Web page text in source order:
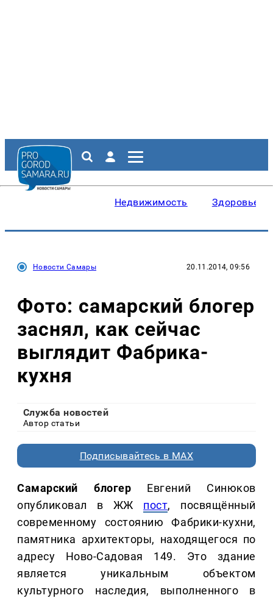
Недвижимость Здоровье
Новости Самары 20.11.2014, 09:56
Фото: самарский блогер
заснял, как сейчас
выглядит Фабрика-
кухня
Служба новостей
Автор статьи
Подписывайтесь в MAX
Самарский блогер Евгений Синюков
опубликовал в ЖЖ пост, посвящённый
современному состоянию Фабрики-кухни,
памятника архитекторы, находящегося по
адресу Ново-Садовая 149. Это здание
является уникальным объектом
культурного наследия, выполненного в